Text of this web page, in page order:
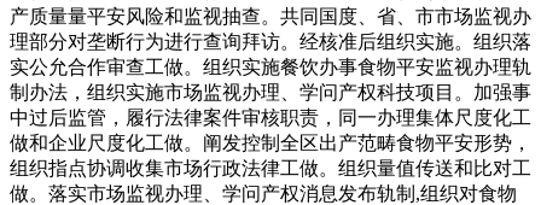
产质量量平安风险和监视抽查。共同国度、省、市市场监视办
理部分对垄断行为进行查询拜访。经核准后组织实施。组织落
实公允合作审查工做。组织实施餐饮办事食物平安监视办理轨
制办法，组织实施市场监视办理、学问产权科技项目。加强事
中过后监管，履行法律案件审核职责，同一办理集体尺度化工
做和企业尺度化工做。阐发控制全区出产范畴食物平安形势，
组织指点协调收集市场行政法律工做。组织量值传送和比对工
做。落实市场监视办理、学问产权消息发布轨制,组织对食物